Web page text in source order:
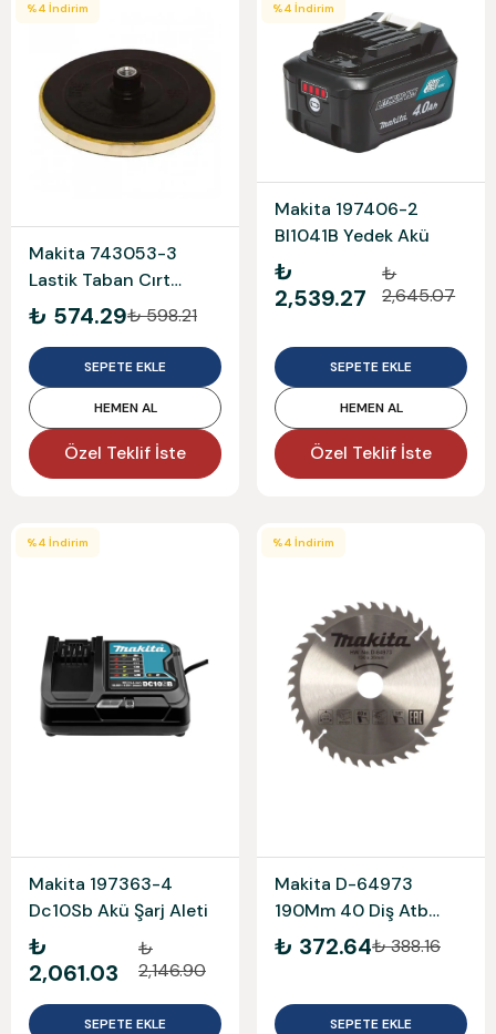
%4 İndirim
Makita 743053-3
Lastik Taban Cırt
180Mm Esuar
₺ 574.29₺ 598.21
SEPETE EKLE
HEMEN AL
Özel Teklif İste
%4 İndirim
Makita 197406-2
Bl1041B Yedek Akü
₺
2,539.27
₺
2,645.07
SEPETE EKLE
HEMEN AL
Özel Teklif İste
%4 İndirim
Makita 197363-4
Dc10Sb Akü Şarj Aleti
₺
2,061.03
₺
2,146.90
SEPETE EKLE
%4 İndirim
Makita D-64973
190Mm 40 Diş Atb
Ağaç Daire Testere
₺ 372.64₺ 388.16
SEPETE EKLE